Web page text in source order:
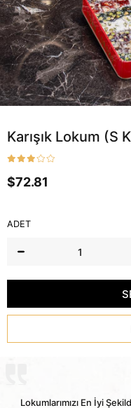
Karışık Lokum (S
$72.81
ADET
Lokumlarımızı En İyi